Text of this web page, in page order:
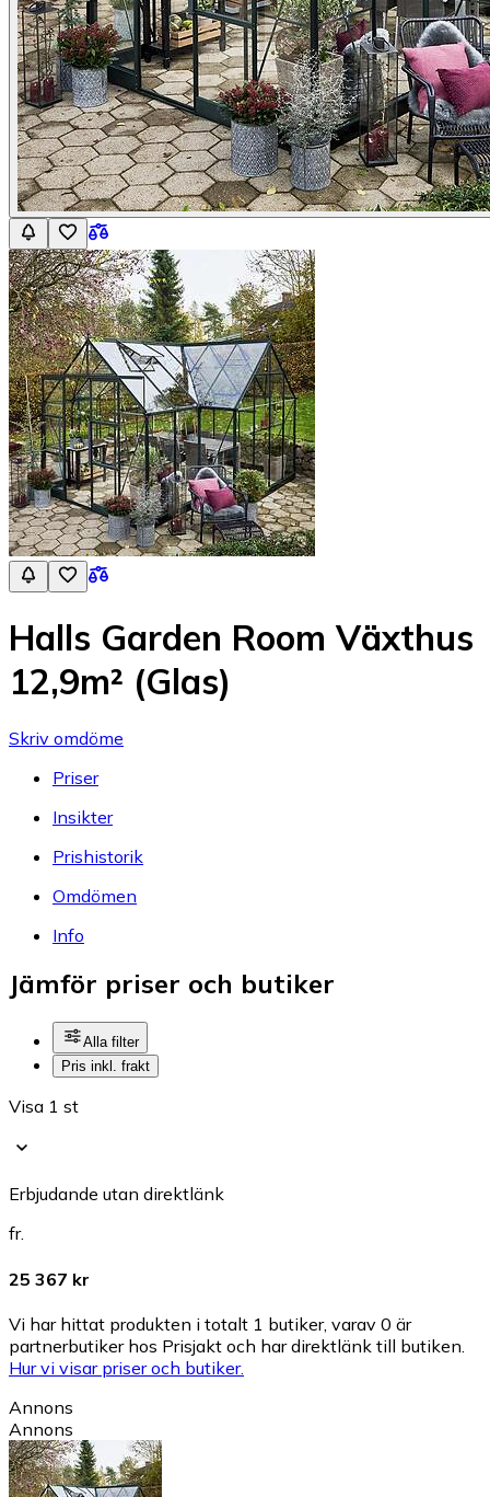
Halls Garden Room Växthus
12,9m² (Glas)
Skriv omdöme
Priser
Insikter
Prishistorik
Omdömen
Info
Jämför priser och butiker
Alla filter
Pris inkl. frakt
Visa 1 st
Erbjudande utan direktlänk
fr.
25 367 kr
Vi har hittat produkten i totalt 1 butiker, varav 0 är
partnerbutiker hos Prisjakt och har direktlänk till butiken.
Hur vi visar priser och butiker.
Annons
Annons